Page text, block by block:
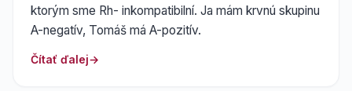
ktorým sme Rh- inkompatibilní. Ja mám krvnú skupinu
A-negatív, Tomáš má A-pozitív.
Čítať ďalej